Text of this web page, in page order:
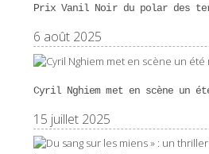
Prix Vanil Noir du polar des
6 août 2025
Cyril Nghiem met en scène un
15 juillet 2025